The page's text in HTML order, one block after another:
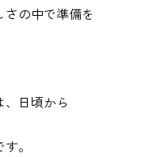
の中で準備を
日頃から
。